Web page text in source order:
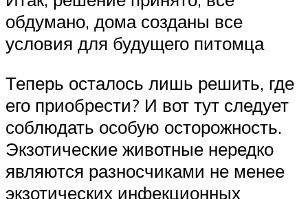
обдумано, дома созданы все
условия для будущего питомца
Теперь осталось лишь решить, где
его приобрести? И вот тут следует
соблюдать особую осторожность.
Экзотические животные нередко
являются разносчиками не менее
экзотических инфекционных